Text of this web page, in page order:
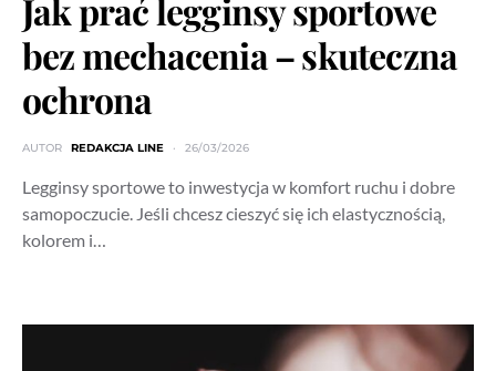
Jak prać legginsy sportowe
bez mechacenia – skuteczna
ochrona
AUTOR REDAKCJA LINE 26/03/2026
Legginsy sportowe to inwestycja w komfort ruchu i dobre
samopoczucie. Jeśli chcesz cieszyć się ich elastycznością,
kolorem i…